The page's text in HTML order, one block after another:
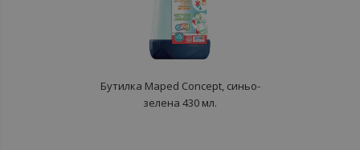
Бутилка Maped Concept, синьо-
зелена 430 мл.